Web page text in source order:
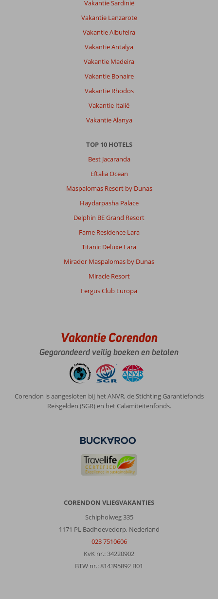
Vakantie Sardinië
Vakantie Lanzarote
Vakantie Albufeira
Vakantie Antalya
Vakantie Madeira
Vakantie Bonaire
Vakantie Rhodos
Vakantie Italië
Vakantie Alanya
TOP 10 HOTELS
Best Jacaranda
Eftalia Ocean
Maspalomas Resort by Dunas
Haydarpasha Palace
Delphin BE Grand Resort
Fame Residence Lara
Titanic Deluxe Lara
Mirador Maspalomas by Dunas
Miracle Resort
Fergus Club Europa
Vakantie Corendon
Gegarandeerd veilig boeken en betalen
Corendon is aangesloten bij het ANVR, de Stichting Garantiefonds
Reisgelden (SGR) en het Calamiteitenfonds.
CORENDON VLIEGVAKANTIES
Schipholweg 335
1171 PL Badhoevedorp, Nederland
023 7510606
KvK nr.: 34220902
BTW nr.: 814395892 B01